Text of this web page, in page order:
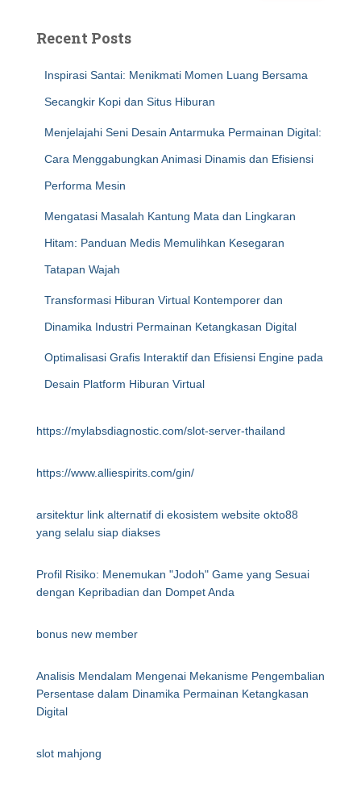
Recent Posts
Inspirasi Santai: Menikmati Momen Luang Bersama
Secangkir Kopi dan Situs Hiburan
Menjelajahi Seni Desain Antarmuka Permainan Digital:
Cara Menggabungkan Animasi Dinamis dan Efisiensi
Performa Mesin
Mengatasi Masalah Kantung Mata dan Lingkaran
Hitam: Panduan Medis Memulihkan Kesegaran
Tatapan Wajah
Transformasi Hiburan Virtual Kontemporer dan
Dinamika Industri Permainan Ketangkasan Digital
Optimalisasi Grafis Interaktif dan Efisiensi Engine pada
Desain Platform Hiburan Virtual
https://mylabsdiagnostic.com/slot-server-thailand
https://www.alliespirits.com/gin/
arsitektur link alternatif di ekosistem website okto88
yang selalu siap diakses
Profil Risiko: Menemukan "Jodoh" Game yang Sesuai
dengan Kepribadian dan Dompet Anda
bonus new member
Analisis Mendalam Mengenai Mekanisme Pengembalian
Persentase dalam Dinamika Permainan Ketangkasan
Digital
slot mahjong